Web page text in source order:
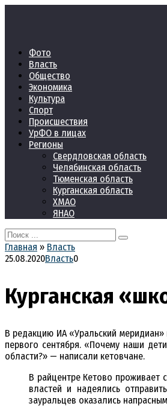
Фото
Власть
Общество
Экономика
Культура
Спорт
Происшествия
УрФО в лицах
Регионы
Свердловская область
Челябинская область
Тюменская область
Курганская область
ХМАО
ЯНАО
Search
for:
Главная » Власть
25.08.2020Власть0
Курганская
В редакцию ИА «Уральский
первого сентября. «Почему наши
области?» — написали кетовчане.
В райцентре Кетово проживает
властей и надеялись
зауральцев оказались